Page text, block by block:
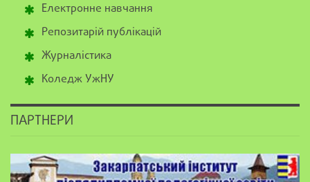
Електронне навчання
Репозитарій публікацій
Журналістика
Коледж УжНУ
ПАРТНЕРИ